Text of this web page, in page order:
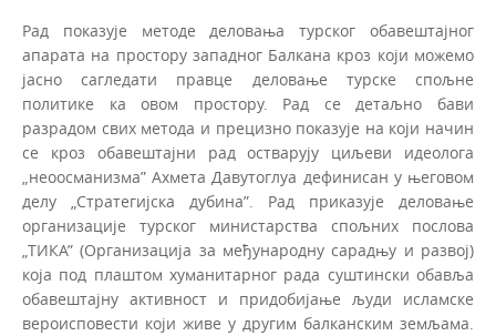
Рад показује методе деловања турског обавештајног
апарата на простору западног Балкана кроз који можемо
јасно сагледати правце деловање турске спољне
политике ка овом простору. Рад се детаљно бави
разрадом свих метода и прецизно показује на који начин
се кроз обавештајни рад остварују циљеви идеолога
„неоосманизма” Ахмета Давутоглуа дефинисан у његовом
делу „Стратегијска дубина”. Рад приказује деловање
организације турског министарства спољних послова
„ТИКА” (Организација за међународну сарадњу и развој)
која под плаштом хуманитарног рада суштински обавља
обавештајну активност и придобијање људи исламске
вероисповести који живе у другим балканским земљама.